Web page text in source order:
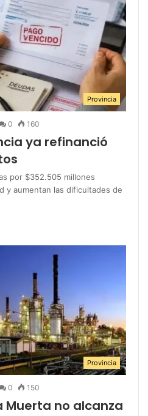
Provincia
0 160
ya refinanció
por $352.505 millones
y aumentan las dificultades de
Provincia
0 150
Muerta no alcanza